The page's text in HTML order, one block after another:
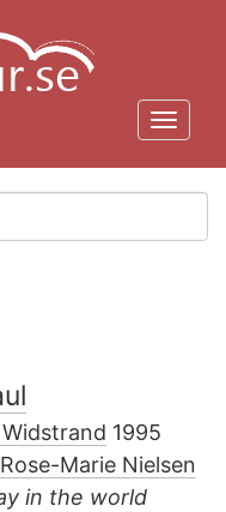
1995
Rose-Marie Nielsen
in the world